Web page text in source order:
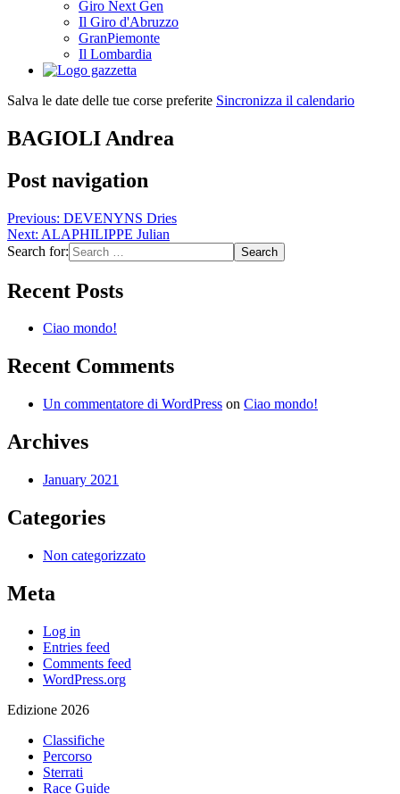
Giro Next Gen
Il Giro d'Abruzzo
GranPiemonte
Il Lombardia
Salva le date delle tue corse preferite Sincronizza il calendario
BAGIOLI Andrea
Post navigation
Previous: DEVENYNS Dries
Next: ALAPHILIPPE Julian
Search for:
Recent Posts
Ciao mondo!
Recent Comments
Un commentatore di WordPress on Ciao mondo!
Archives
January 2021
Categories
Non categorizzato
Meta
Log in
Entries feed
Comments feed
WordPress.org
Edizione 2026
Classifiche
Percorso
Sterrati
Race Guide